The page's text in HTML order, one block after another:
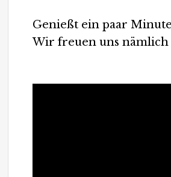
Genießt ein paar
Wir freuen uns